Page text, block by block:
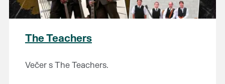
The Teachers
Večer s The Teachers.